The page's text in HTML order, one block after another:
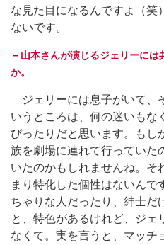
な見た目になるんですよ（笑
ないです。
－山本さんが演じるジェリーに
か。
ジェリーには息子がいて、
いうところは、何の迷いもな
ぴったりだと思います。もし
族を劇場に連れて行っていた
いたのかもしれませんね。そ
まり特化した個性はないんで
ちゃりな人だったり、紳士だ
と、特色があるけれど、ジェ
なくて。実を言うと、マッチ